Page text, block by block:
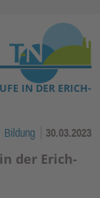
IN DER ERICH-
Bildung 30.03.2023
der Erich-